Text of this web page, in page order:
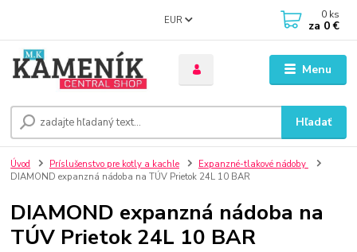
Menu
EUR
Hľadať
0 ks
za 0 €
Úvod Príslušenstvo pre kotly a kachle
Expanzné-tlakové nádoby
DIAMOND expanzná nádoba na TÚV Prietok 24L 10 BAR
DIAMOND expanzná nádoba na
TÚV Prietok 24L 10 BAR